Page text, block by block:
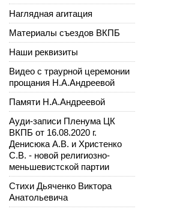
Наглядная агитация
Материалы съездов ВКПБ
Наши реквизиты
Видео с траурной церемонии
прощания Н.А.Андреевой
Памяти Н.А.Андреевой
Ауди-записи Пленума ЦК
ВКПБ от 16.08.2020 г.
Денисюка А.В. и Христенко
С.В. - новой религиозно-
меньшевистской партии
Стихи Дьяченко Виктора
Анатольевича